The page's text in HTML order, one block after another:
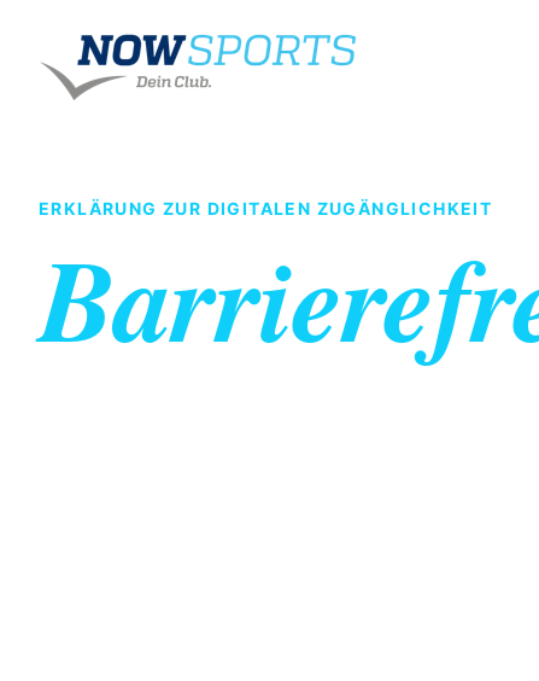
ERKLÄRUNG ZUR DIGITALEN ZUGÄNGLICHKEIT